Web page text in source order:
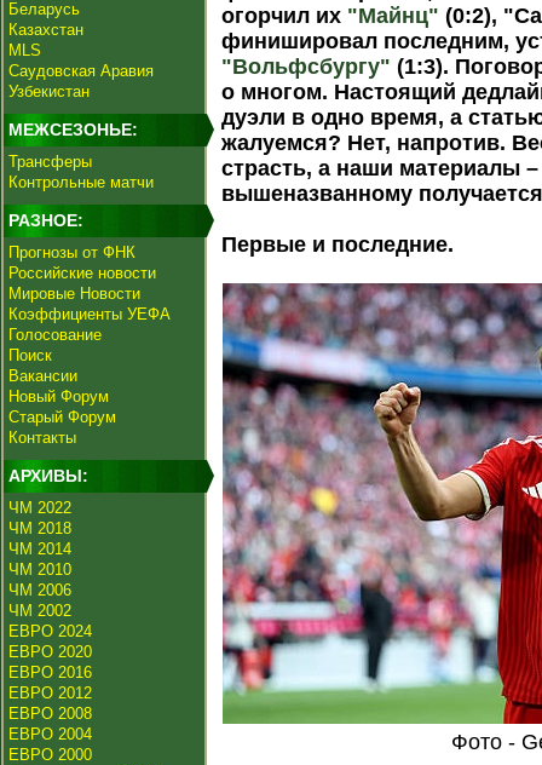
Беларусь
Казахстан
MLS
Саудовская Аравия
Узбекистан
МЕЖСЕЗОНЬЕ:
Трансферы
Контрольные матчи
РАЗНОЕ:
Прогнозы от ФНК
Российские новости
Мировые Новости
Коэффициенты УЕФА
Голосование
Поиск
Вакансии
Новый Форум
Старый Форум
Контакты
АРХИВЫ:
ЧМ 2022
ЧМ 2018
ЧМ 2014
ЧМ 2010
ЧМ 2006
ЧМ 2002
ЕВРО 2024
ЕВРО 2020
ЕВРО 2016
ЕВРО 2012
ЕВРО 2008
ЕВРО 2004
ЕВРО 2000
огорчил их "Майнц" (0:2),
финишировал последним,
"Вольфсбургу" (1:3).
о многом. Настоящий
дуэли в одно время, а
жалуемся? Нет, напротив.
страсть, а наши материалы
вышеназванному
Первые и последние.
Фото -